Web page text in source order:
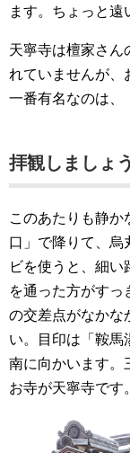
ます。ちょっと遠
天寧寺は檀家さん
れていませんが、
一番有名なのは、
拝観しましょう
このあたりも静か
口」で降りて、烏
ビを使うと、細い
を通った方がすっ
の交差点がなかな
い。目印は「鞍馬
南に向かいます。
お寺が天寧寺です。